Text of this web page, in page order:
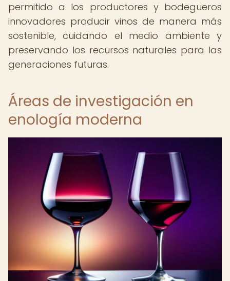
permitido a los productores y bodegueros
innovadores producir vinos de manera más
sostenible, cuidando el medio ambiente y
preservando los recursos naturales para las
generaciones futuras.
Áreas de investigación en
enología moderna